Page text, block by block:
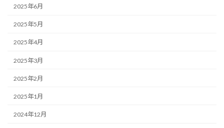
2025年6月
2025年5月
2025年4月
2025年3月
2025年2月
2025年1月
2024年12月